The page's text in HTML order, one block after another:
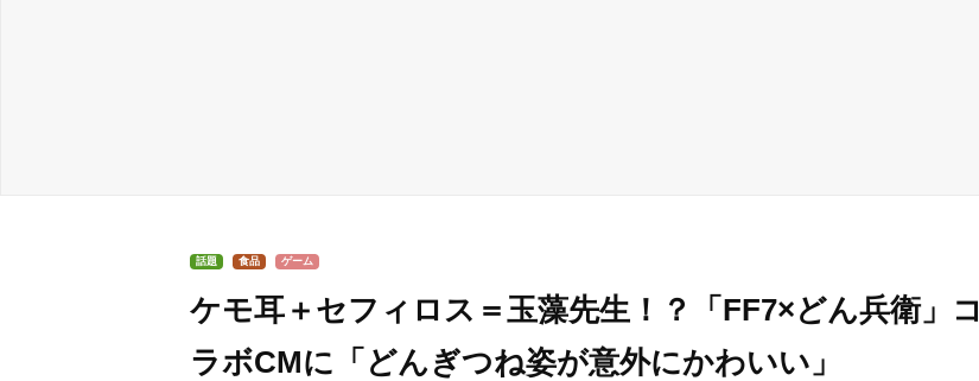
話題 食品 ゲーム
ケモ耳＋セフィロス＝玉藻先生！？「FF7×どん兵衛」コ
ラボCMに「どんぎつね姿が意外にかわいい」